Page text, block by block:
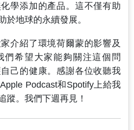
學添加的產品。這不僅有助
於地球的永續發展。
介紹了環境荷爾蒙的影響及
們希望大家能夠關注這個問
己的健康。感謝各位收聽我
Podcast和Spotify上給我
蹤。我們下週再見！